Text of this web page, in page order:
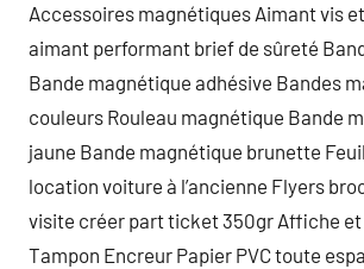
Accessoires magnétiques Aimant vis
aimant performant brief de sûreté
Bande magnétique adhésive Bandes
couleurs Rouleau magnétique Bande
jaune Bande magnétique brunette
location voiture à l’ancienne Flyers
visite créer part ticket 350gr Affiche et
Tampon Encreur Papier PVC toute